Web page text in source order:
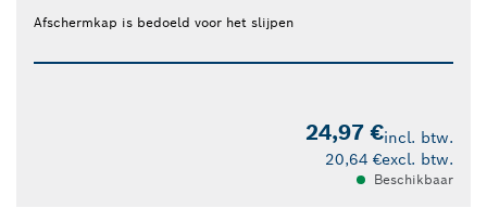
Afschermkap is bedoeld voor het slijpen
24,97 €incl. btw.
20,64 €excl. btw.
Beschikbaar